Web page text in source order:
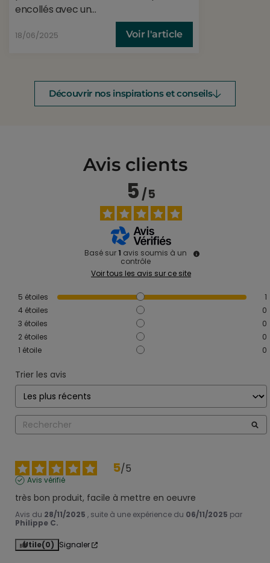
encollés avec un...
18/06/2025 Voir l'article
Découvrir nos inspirations et conseils
Avis clients
5/5
Basé sur 1 avis soumis à un
contrôle
Voir tous les avis sur ce site
5 étoiles
1
4 étoiles
0
3 étoiles
0
2 étoiles
0
1 étoile 0
Trier les avis
5/5
Avis vérifié
très bon produit, facile à mettre en oeuvre
Avis du 28/11/2025 , suite à une expérience du 06/11/2025 par
Philippe C.
Utile(0) Signaler